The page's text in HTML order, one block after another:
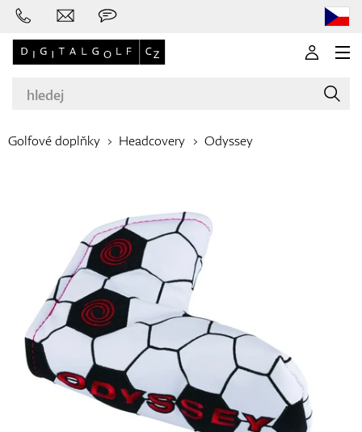
Golfové hole
Oblečení
Boty
Golfové doplňky Headcovery Odyssey